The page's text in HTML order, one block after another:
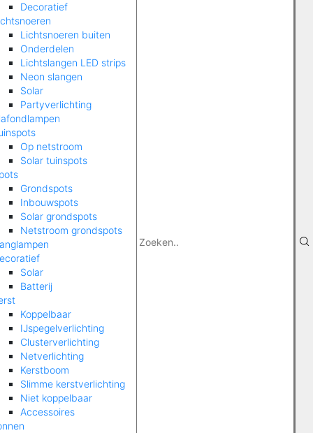
Decoratief
Lichtsnoeren buiten
Onderdelen
Lichtslangen LED strips
Neon slangen
Solar
Partyverlichting
Op netstroom
Solar tuinspots
Grondspots
Inbouwspots
Solar grondspots
Netstroom grondspots
Solar
Batterij
Koppelbaar
IJspegelverlichting
Clusterverlichting
Netverlichting
Kerstboom
Slimme kerstverlichting
Niet koppelbaar
Accessoires